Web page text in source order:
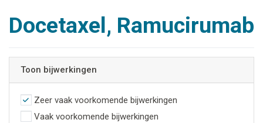
Docetaxel, Ramucirumab
Toon bijwerkingen
Zeer vaak voorkomende bijwerkingen
Vaak voorkomende bijwerkingen